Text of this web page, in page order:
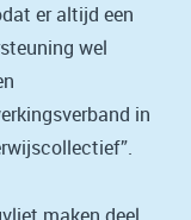
er altijd een
wel
in